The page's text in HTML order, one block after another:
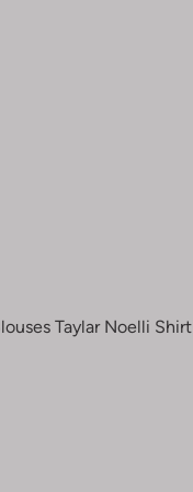
Taylar Noelli Shirt